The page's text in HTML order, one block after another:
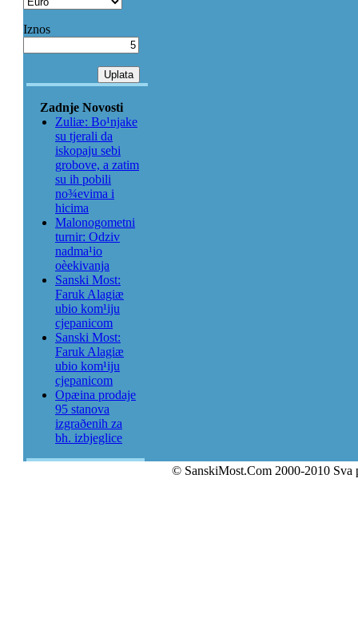
Iznos
Zadnje Novosti
Zuliæ: Bo¹njake
su tjerali da
iskopaju sebi
grobove, a zatim
su ih pobili
no¾evima i
hicima
Malonogometni
turnir: Odziv
nadma¹io
oèekivanja
Sanski Most:
Faruk Alagiæ
ubio kom¹iju
cjepanicom
Sanski Most:
Faruk Alagiæ
ubio kom¹iju
cjepanicom
Opæina prodaje
95 stanova
izgraðenih za
bh. izbjeglice
© SanskiMost.Com 2000-2010